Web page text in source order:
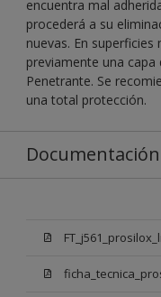
encuentra mal
procederá a su
nuevas. En
previamente una
Penetrante. Se
una total protección.